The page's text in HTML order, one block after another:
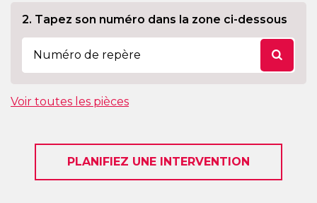
2. Tapez son numéro dans la zone ci-dessous
Voir toutes les pièces
PLANIFIEZ UNE INTERVENTION